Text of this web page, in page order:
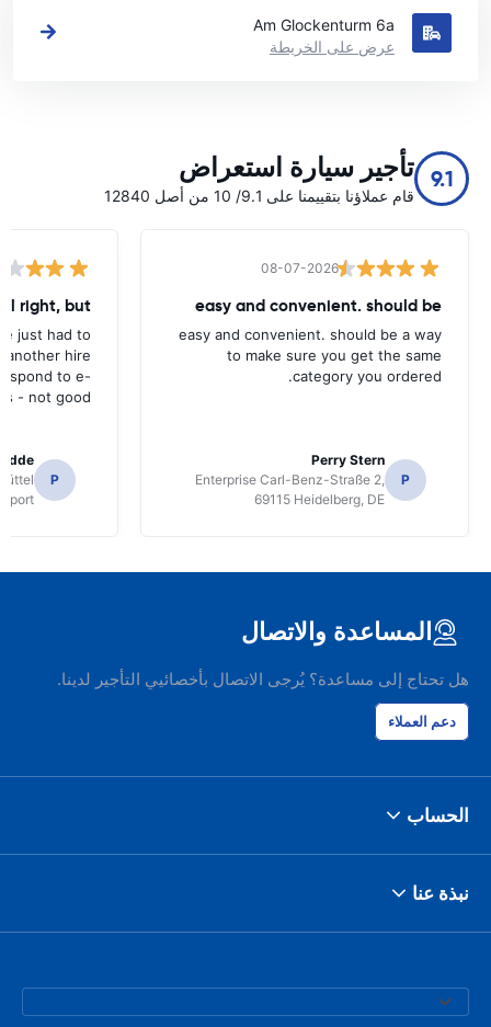
Am Glockenturm 6a
عرض على الخريطة
9.1 تأجير سيارة استعراض
قام عملاؤنا بتقييمنا على 9.1/ 10 من أصل 12840
08-07-2026
easy and convenient. should be
easy and convenient. should be a way
to make sure you get the same
category you ordered.
P
Perry Stern
Enterprise Carl-Benz-Straße 2,
69115 Heidelberg, DE
right, but
just had to
another hire
to e-
- not good.
P
المساعدة والاتصال
هل تحتاج إلى مساعدة؟ يُرجى الاتصال بأخصائيي التأجير لدينا.
دعم العملاء
الحساب
نبذة عنا